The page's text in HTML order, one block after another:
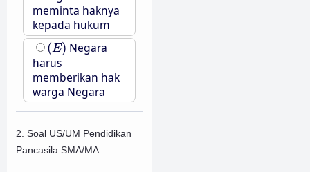
meminta haknya
kepada hukum
(E)
(E) Negara
harus
memberikan hak
warga Negara
2. Soal US/UM Pendidikan
Pancasila SMA/MA